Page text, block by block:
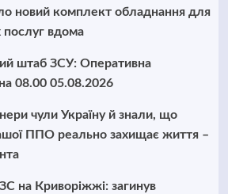
новий комплект обладнання для
вдома
штаб ЗСУ: Оперативна
08.00 05.08.2026
чули Україну й знали, що
ППО реально захищає життя –
на Криворіжжі: загинув